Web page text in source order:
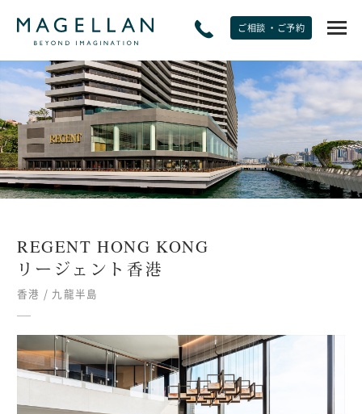
EXPERIENCE
非日常をたのしむ
JOURNAL
トラベルジャーナル
SPECIAL OFFERS
期間限定オファー
モデルプラン
HOTELS & RESORTS
ご相談 ・ご予約
REGENT HONG KONG
リージェント香港
香港 / 九龍半島